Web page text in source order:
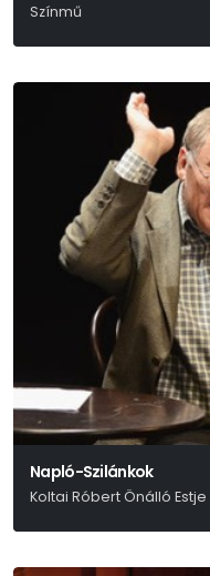
Színmű
Napló-Szilánkok
Koltai Róbert Önálló Estje